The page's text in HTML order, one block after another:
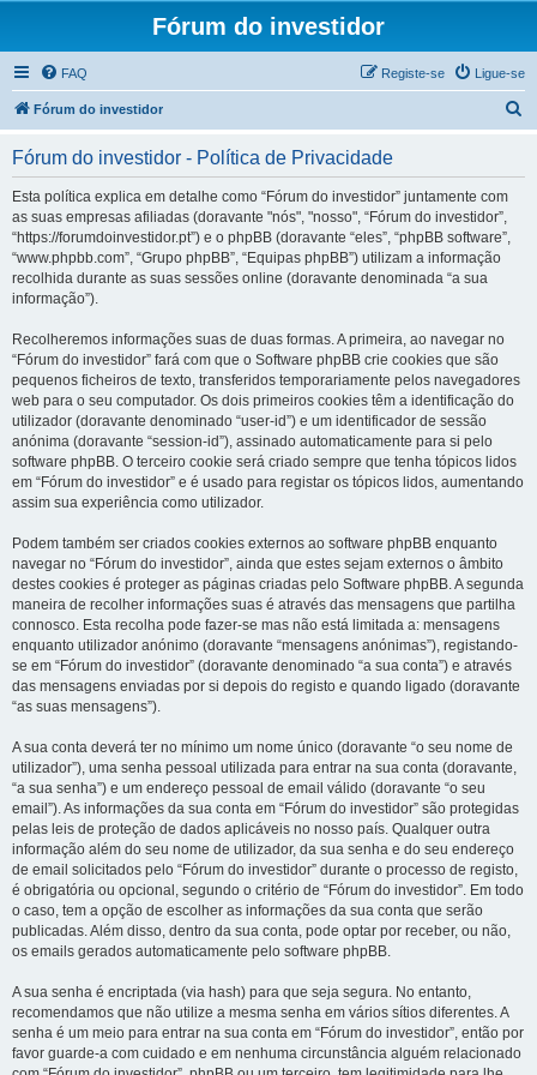
Fórum do investidor
FAQ Ligue-se
Registe-se
Fórum do investidor
Fórum do investidor - Política de Privacidade
Esta política explica em detalhe como “Fórum do investidor” juntamente com
as suas empresas afiliadas (doravante "nós", "nosso", “Fórum do investidor”,
“https://forumdoinvestidor.pt”) e o phpBB (doravante “eles”, “phpBB software”,
“www.phpbb.com”, “Grupo phpBB”, “Equipas phpBB”) utilizam a informação
recolhida durante as suas sessões online (doravante denominada “a sua
informação”).
Recolheremos informações suas de duas formas. A primeira, ao navegar no
“Fórum do investidor” fará com que o Software phpBB crie cookies que são
pequenos ficheiros de texto, transferidos temporariamente pelos navegadores
web para o seu computador. Os dois primeiros cookies têm a identificação do
utilizador (doravante denominado “user-id”) e um identificador de sessão
anónima (doravante “session-id”), assinado automaticamente para si pelo
software phpBB. O terceiro cookie será criado sempre que tenha tópicos lidos
em “Fórum do investidor” e é usado para registar os tópicos lidos, aumentando
assim sua experiência como utilizador.
Podem também ser criados cookies externos ao software phpBB enquanto
navegar no “Fórum do investidor”, ainda que estes sejam externos o âmbito
destes cookies é proteger as páginas criadas pelo Software phpBB. A segunda
maneira de recolher informações suas é através das mensagens que partilha
connosco. Esta recolha pode fazer-se mas não está limitada a: mensagens
enquanto utilizador anónimo (doravante “mensagens anónimas”), registando-
se em “Fórum do investidor” (doravante denominado “a sua conta”) e através
das mensagens enviadas por si depois do registo e quando ligado (doravante
“as suas mensagens”).
A sua conta deverá ter no mínimo um nome único (doravante “o seu nome de
utilizador”), uma senha pessoal utilizada para entrar na sua conta (doravante,
“a sua senha”) e um endereço pessoal de email válido (doravante “o seu
email”). As informações da sua conta em “Fórum do investidor” são protegidas
pelas leis de proteção de dados aplicáveis no nosso país. Qualquer outra
informação além do seu nome de utilizador, da sua senha e do seu endereço
de email solicitados pelo “Fórum do investidor” durante o processo de registo,
é obrigatória ou opcional, segundo o critério de “Fórum do investidor”. Em todo
o caso, tem a opção de escolher as informações da sua conta que serão
publicadas. Além disso, dentro da sua conta, pode optar por receber, ou não,
os emails gerados automaticamente pelo software phpBB.
A sua senha é encriptada (via hash) para que seja segura. No entanto,
recomendamos que não utilize a mesma senha em vários sítios diferentes. A
senha é um meio para entrar na sua conta em “Fórum do investidor”, então por
favor guarde-a com cuidado e em nenhuma circunstância alguém relacionado